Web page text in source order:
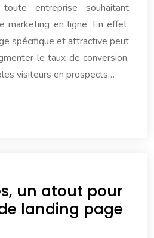
entreprise souhaitant
marketing en ligne. En effet,
spécifique et attractive peut
le taux de conversion,
visiteurs en prospects…
un atout pour
landing page